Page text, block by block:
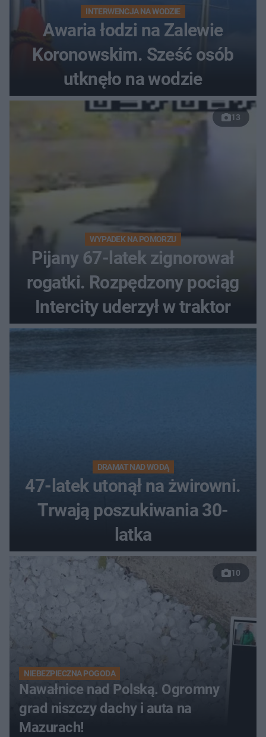
INTERWENCJA NA WODZIE
Awaria łodzi na Zalewie
Koronowskim. Sześć osób
utknęło na wodzie
13
WYPADEK NA POMORZU
Pijany 67-latek zignorował
rogatki. Rozpędzony pociąg
Intercity uderzył w traktor
DRAMAT NAD WODĄ
47-latek utonął na żwirowni.
Trwają poszukiwania 30-
latka
10
NIEBEZPIECZNA POGODA
Nawałnice nad Polską. Ogromny
grad niszczy dachy i auta na
Mazurach!